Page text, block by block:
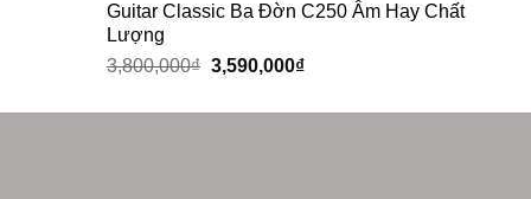
Guitar Classic Ba Đờn C250 Âm Hay Chất
Lượng
3,800,000₫ 3,590,000₫